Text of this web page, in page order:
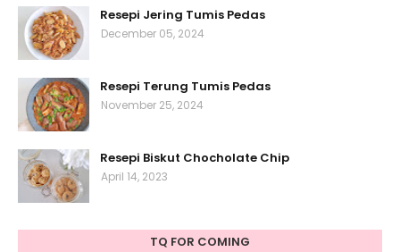
Resepi Jering Tumis Pedas
December 05, 2024
Resepi Terung Tumis Pedas
November 25, 2024
Resepi Biskut Chocholate Chip
April 14, 2023
TQ FOR COMING